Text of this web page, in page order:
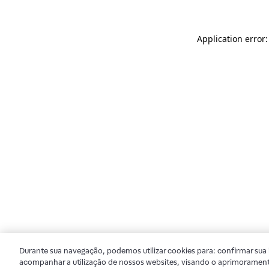
Application
Durante sua navegação, podemos utilizar cookies para: confirmar
acompanhar a utilização de nossos websites, visando o